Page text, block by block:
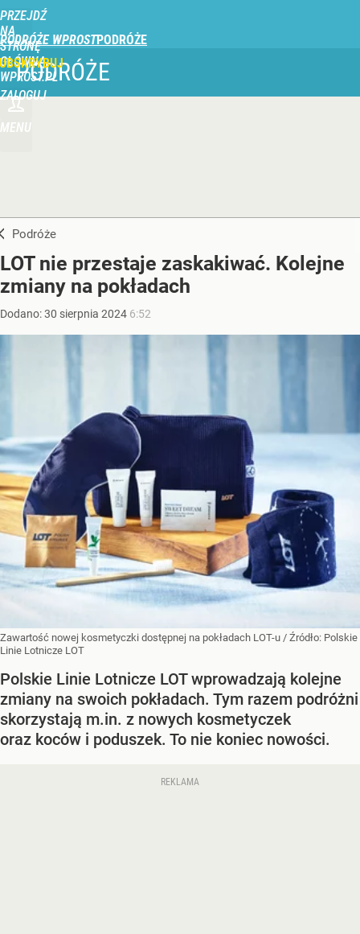
PRZEJDŹ
NA
STRONĘ
GŁÓWNĄ
WPROST.PL
PODRÓŻE WPROST
ZALOGUJ
MENU
PODRÓŻE
Podróże
LOT nie przestaje zaskakiwać. Kolejne
zmiany na pokładach
Dodano:30 sierpnia 2024 6:52
Zawartość nowej kosmetyczki dostępnej na pokładach LOT-u / Źródło: Polskie
Linie Lotnicze LOT
Polskie Linie Lotnicze LOT wprowadzają kolejne
zmiany na swoich pokładach. Tym razem podróżni
skorzystają m.in. z nowych kosmetyczek
oraz koców i poduszek. To nie koniec nowości.